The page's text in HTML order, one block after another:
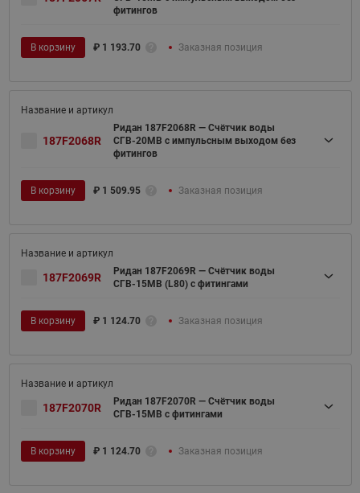
фитингов
В корзину ₽ 1 193.70 Заказная позиция
187F2068R
Ридан 187F2068R — Счётчик воды
СГВ-20МВ c импульсным выходом без
фитингов
В корзину ₽ 1 509.95 Заказная позиция
187F2069R
Ридан 187F2069R — Счётчик воды
СГВ-15МВ (L80) с фитингами
В корзину ₽ 1 124.70 Заказная позиция
187F2070R
Ридан 187F2070R — Счётчик воды
СГВ-15МВ с фитингами
В корзину ₽ 1 124.70 Заказная позиция